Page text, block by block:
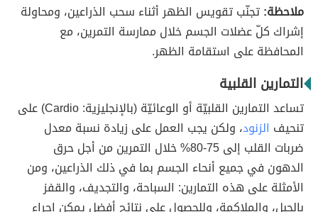
ملاحظة:تجنّب تقويس الظهر أثناء سحب الذراعين، ومحاولة
إشراك كلّ عضلات الجسم خلال ممارسة التمرين، مع
المحافظة على استقامة الظهر.
التمارين القلبية
تساعد التمارين القلبيّة أو الوعائيّة (بالإنجليزية: Cardio) على
تنحيف الزنود، ولكن يجب العمل على زيادة نسبة معدل
ضربات القلب إلى 75-80% خلال التمرين من أجل حرق
الدهون في جميع أنحاء الجسم بما في ذلك الذراعين، ومن
الأمثلة على هذه التمارين: السباحة، والتجديف، والقفز
بالحبل، والملاكمة، وللحصول على نتائج أفضل يمكن إجراء